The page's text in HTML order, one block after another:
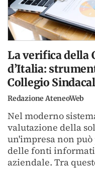
La verifica della
d’Italia:
Collegio
Redazione AteneoWeb
Nel moderno
valutazione della
un'impresa non
delle fonti
aziendale. Tra